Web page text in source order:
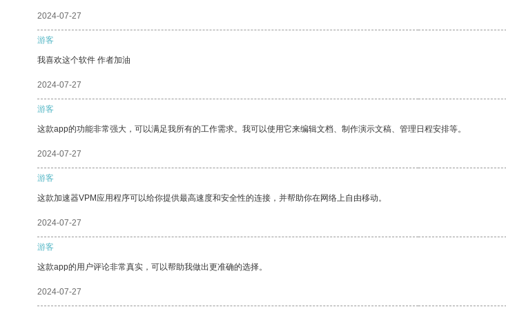
2024-07-27
游客
我喜欢这个软件 作者加油
2024-07-27
游客
这款app的功能非常强大，可以满足我所有的工作需求。我可以使用它来编辑文档、制作演示文稿、管理日程安排等。
2024-07-27
游客
这款加速器VPM应用程序可以给你提供最高速度和安全性的连接，并帮助你在网络上自由移动。
2024-07-27
游客
这款app的用户评论非常真实，可以帮助我做出更准确的选择。
2024-07-27